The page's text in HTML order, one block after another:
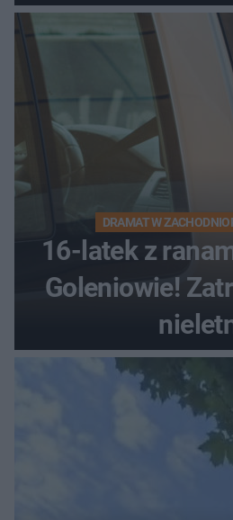
bez
DRAMAT W
16-latek z
Goleniowie!